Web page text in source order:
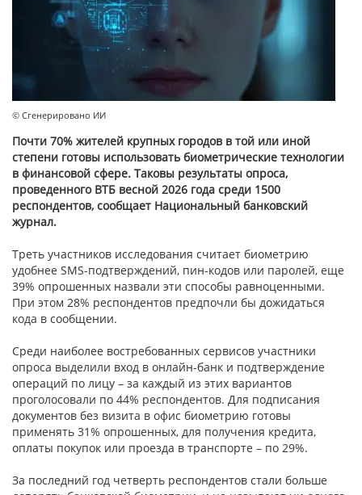
© Сгенерировано ИИ
Почти 70% жителей крупных городов в той или иной
степени готовы использовать биометрические технологии
в финансовой сфере. Таковы результаты опроса,
проведенного ВТБ весной 2026 года среди 1500
респондентов, сообщает Национальный банковский
журнал.
Треть участников исследования считает биометрию
удобнее SMS-подтверждений, пин-кодов или паролей, еще
39% опрошенных назвали эти способы равноценными.
При этом 28% респондентов предпочли бы дожидаться
кода в сообщении.
Среди наиболее востребованных сервисов участники
опроса выделили вход в онлайн-банк и подтверждение
операций по лицу – за каждый из этих вариантов
проголосовали по 44% респондентов. Для подписания
документов без визита в офис биометрию готовы
применять 31% опрошенных, для получения кредита,
оплаты покупок или проезда в транспорте – по 29%.
За последний год четверть респондентов стали больше